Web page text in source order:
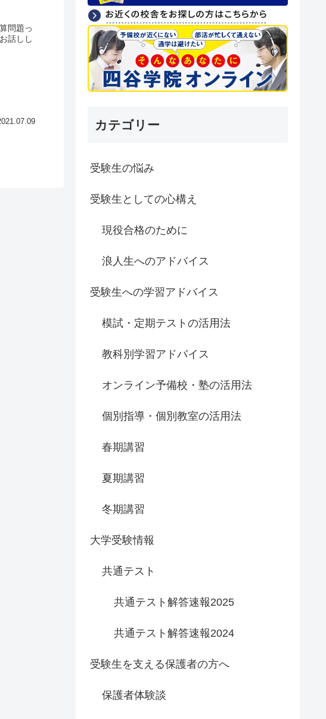
問題っ
話しし
カテゴリー
受験生の悩み
受験生としての心構え
現役合格のために
浪人生へのアドバイス
受験生への学習アドバイス
模試・定期テストの活用法
教科別学習アドバイス
オンライン予備校・塾の活用法
個別指導・個別教室の活用法
春期講習
夏期講習
冬期講習
大学受験情報
共通テスト
共通テスト解答速報2025
共通テスト解答速報2024
受験生を支える保護者の方へ
保護者体験談